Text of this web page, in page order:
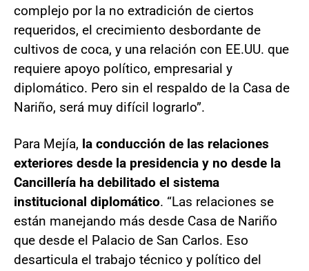
complejo por la no extradición de ciertos
requeridos, el crecimiento desbordante de
cultivos de coca, y una relación con EE.UU. que
requiere apoyo político, empresarial y
diplomático. Pero sin el respaldo de la Casa de
Nariño, será muy difícil lograrlo”.
Para Mejía, la conducción de las relaciones
exteriores desde la presidencia y no desde la
Cancillería ha debilitado el sistema
institucional diplomático. “Las relaciones se
están manejando más desde Casa de Nariño
que desde el Palacio de San Carlos. Eso
desarticula el trabajo técnico y político del